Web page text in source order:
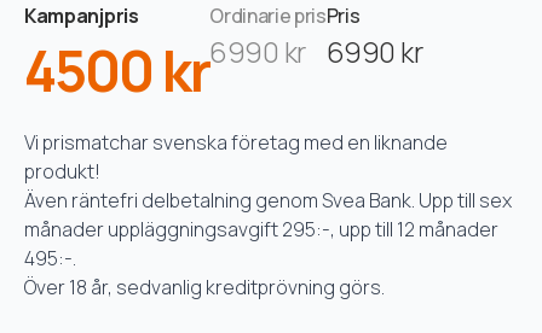
Kampanjpris
4500 kr
Ordinarie pris
6990 kr
Pris
6990 kr
Vi prismatchar svenska företag med en liknande
produkt!
Även räntefri delbetalning genom Svea Bank. Upp till sex
månader uppläggningsavgift 295:-, upp till 12 månader
495:-.
Över 18 år, sedvanlig kreditprövning görs.